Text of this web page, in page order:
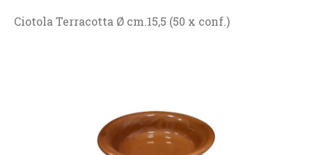
Ciotola Terracotta Ø cm.15,5 (50 x conf.)